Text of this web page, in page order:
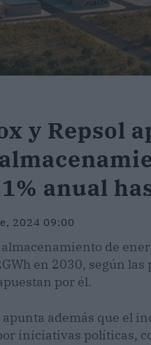
y Repsol
anual
2024 09:00
de
en 2030, según
por él.
además que el
iniciativas políticas,